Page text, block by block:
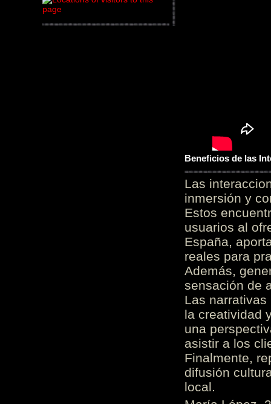
Beneficios de las
Las
inmersión y
Estos
usuarios al
España,
reales para
Además,
sensación de
Las
la creatividad
una
asistir a los
Finalmente,
difusión
local.